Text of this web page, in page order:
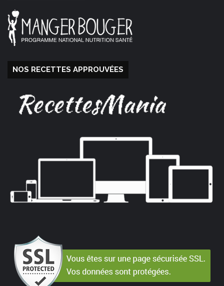
NOS RECETTES APPROUVÉES